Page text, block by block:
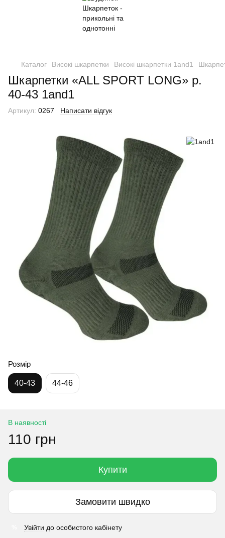
Каталог Високі шкарпетки Високі шкарпетки 1and1
Шкарпетки «ALL SPORT LONG» р.
40-43 1and1
Артикул: 0267 Написати відгук
Розмір
40-43 44-46
В наявності
110 грн
Купити
Замовити швидко
Увійти до особистого кабінету